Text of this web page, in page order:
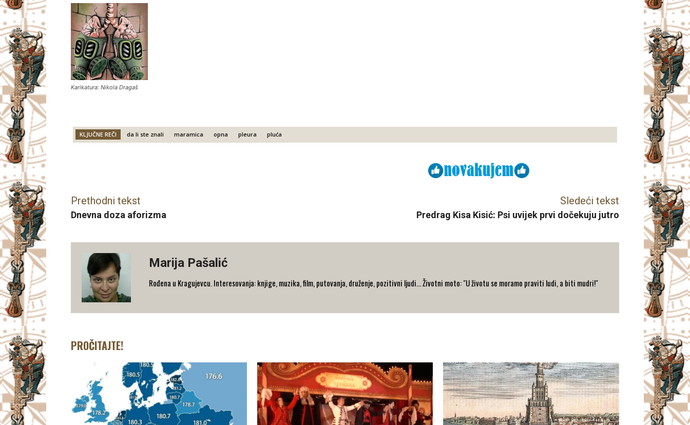
Karikatura: Nikola Dragaš
KLJUČNE REČI da li ste znali maramica opna pleura pluća
Prethodni tekst
Dnevna doza aforizma
Sledeći tekst
Predrag Kisa Kisić: Psi uvijek prvi dočekuju jutro
Marija Pašalić
​Rođena u Kragujevcu. Interesovanja: knjige, muzika, film, putovanja, druženje, pozitivni ljudi... Životni moto: "U životu se moramo praviti ludi, a biti mudri!"
PROČITAJTE!